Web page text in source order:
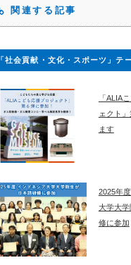
関連する記事
「社会貢献・文化・スポーツ」テ
「ALIA
ェクト
ます
2025年
大学大
修に参加